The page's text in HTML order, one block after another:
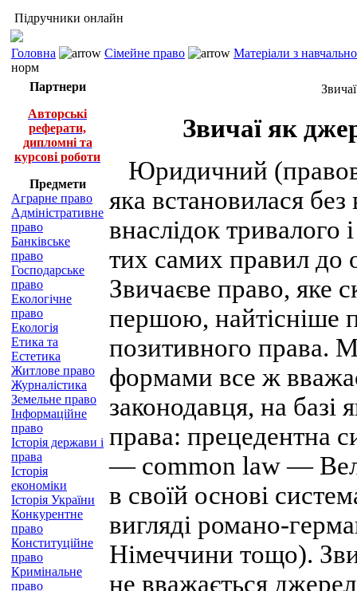
Підручники онлайн
Головна Сімейне право
Матеріали з
норм
Партнери
Авторські
реферати,
дипломні та
курсові роботи
Предмети
Аграрне право
Адміністративне
право
Банківське
право
Господарське
право
Екологічне
право
Екологія
Етика та
Естетика
Житлове право
Журналістика
Земельне право
Інформаційне
право
Історія держави і
права
Історія
економіки
Історія України
Конкурентне
право
Конституційне
право
Кримінальне
право
Звичаї як
Юридичний
яка встановилася
внаслідок тривалого
тих самих правил до
Звичаєве право, яке
першою, найтісніше
позитивного права.
формами все ж
законодавця, на базі
права: прецедентна
— common law —
в своїй основі
вигляді романо-
Німеччини тощо).
не вважається